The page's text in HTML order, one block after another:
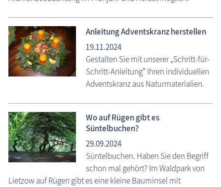
Anleitung Adventskranz herstellen
19.11.2024
Gestalten Sie mit unserer „Schritt-für-
Schritt-Anleitung“ Ihren individuellen
Adventskranz aus Naturmaterialien.
Wo auf Rügen gibt es
Süntelbuchen?
29.09.2024
Süntelbuchen. Haben Sie den Begriff
schon mal gehört? Im Waldpark von
Lietzow auf Rügen gibt es eine kleine Bauminsel mit